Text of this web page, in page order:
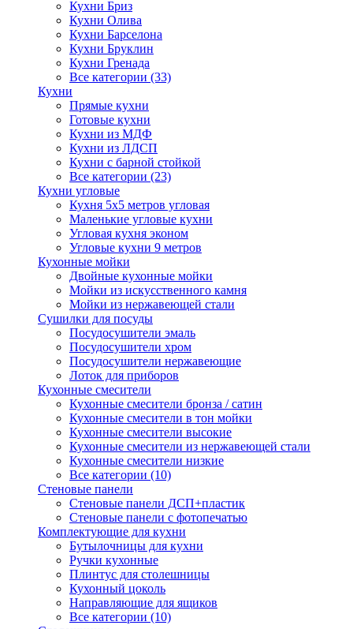
Кухни Бриз
Кухни Олива
Кухни Барселона
Кухни Бруклин
Кухни Гренада
Все категории (33)
Кухни
Прямые кухни
Готовые кухни
Кухни из МДФ
Кухни из ЛДСП
Кухни с барной стойкой
Все категории (23)
Кухни угловые
Кухня 5х5 метров угловая
Маленькие угловые кухни
Угловая кухня эконом
Угловые кухни 9 метров
Кухонные мойки
Двойные кухонные мойки
Мойки из искусственного камня
Мойки из нержавеющей стали
Сушилки для посуды
Посудосушители эмаль
Посудосушители хром
Посудосушители нержавеющие
Лоток для приборов
Кухонные смесители
Кухонные смесители бронза / сатин
Кухонные смесители в тон мойки
Кухонные смесители высокие
Кухонные смесители из нержавеющей стали
Кухонные смесители низкие
Все категории (10)
Стеновые панели
Стеновые панели ДСП+пластик
Стеновые панели с фотопечатью
Комплектующие для кухни
Бутылочницы для кухни
Ручки кухонные
Плинтус для столешницы
Кухонный цоколь
Направляющие для ящиков
Все категории (10)